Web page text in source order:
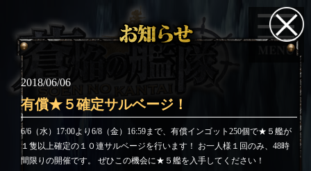
2018/06/06
有償★５確定サルベージ！
6/6（水）17:00より6/8（金）16:59まで、有償インゴット250個で★５艦が
１隻以上確定の１０連サルベージを行います！ お一人様１回のみ、48時
間限りの開催です。 ぜひこの機会に★５艦を入手してください！